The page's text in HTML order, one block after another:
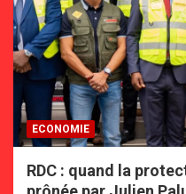
ECONOMIE
RDC : quand la